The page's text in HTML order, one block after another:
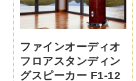
ファインオーディオ
フロアスタンディン
グスピーカー F1-12